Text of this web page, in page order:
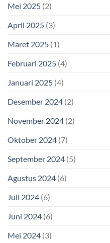
Mei 2025 (2)
April 2025 (3)
Maret 2025 (1)
Februari 2025 (4)
Januari 2025 (4)
Desember 2024 (2)
November 2024 (2)
Oktober 2024 (7)
September 2024 (5)
Agustus 2024 (6)
Juli 2024 (6)
Juni 2024 (6)
Mei 2024 (3)